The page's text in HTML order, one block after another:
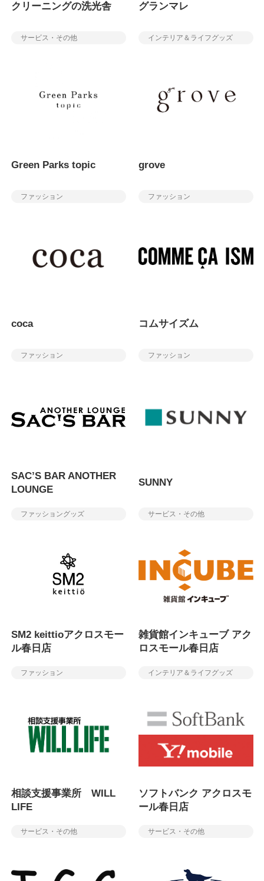
クリーニングの洗光舎
サービス・その他
グランマレ
インテリア＆ライフグッズ
Green Parks topic
ファッション
grove
ファッション
coca
ファッション
コムサイズム
ファッション
SAC’S BAR ANOTHER
LOUNGE
ファッショングッズ
SUNNY
サービス・その他
SM2 keittioアクロスモー
ル春日店
ファッション
雑貨館インキューブ アク
ロスモール春日店
インテリア＆ライフグッズ
相談支援事業所 WILL
LIFE
サービス・その他
ソフトバンク アクロスモ
ール春日店
サービス・その他